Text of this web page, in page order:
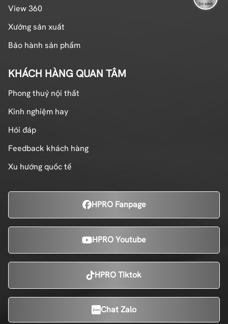
View 360
Xưởng sản xuất
Bảo hành sản phẩm
KHÁCH HÀNG QUAN TÂM
Phong thuỷ nội thất
Kinh nghiệm hay
Hỏi đáp
Feedback khách hàng
Xu hướng quốc tế
HPRO Fanpage
HPRO Youtube
HPRO Tiktok
Chat Zalo
So sánh